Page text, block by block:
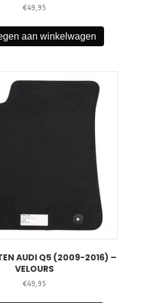
€49,95
aan winkelwagen
AUDI Q5 (2009-2016) –
VELOURS
€49,95